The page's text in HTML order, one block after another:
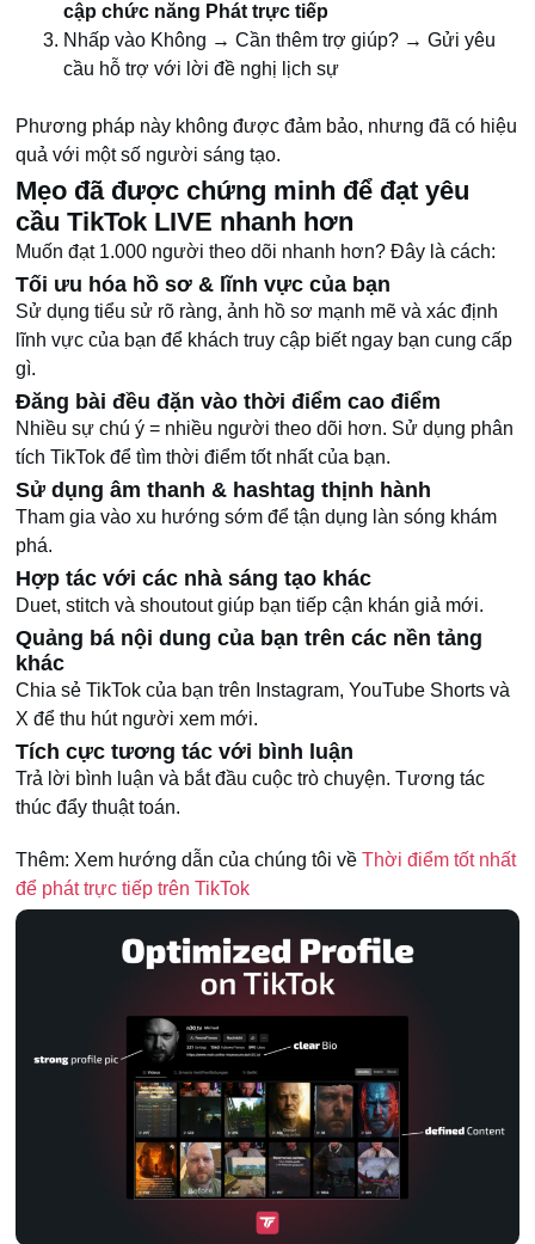
cập chức năng Phát trực tiếp
Nhấp vào Không → Cần thêm trợ giúp? → Gửi yêu
cầu hỗ trợ với lời đề nghị lịch sự
Phương pháp này không được đảm bảo, nhưng đã có hiệu
quả với một số người sáng tạo.
Mẹo đã được chứng minh để đạt yêu
cầu TikTok LIVE nhanh hơn
Muốn đạt 1.000 người theo dõi nhanh hơn? Đây là cách:
Tối ưu hóa hồ sơ & lĩnh vực của bạn
Sử dụng tiểu sử rõ ràng, ảnh hồ sơ mạnh mẽ và xác định
lĩnh vực của bạn để khách truy cập biết ngay bạn cung cấp
gì.
Đăng bài đều đặn vào thời điểm cao điểm
Nhiều sự chú ý = nhiều người theo dõi hơn. Sử dụng phân
tích TikTok để tìm thời điểm tốt nhất của bạn.
Sử dụng âm thanh & hashtag thịnh hành
Tham gia vào xu hướng sớm để tận dụng làn sóng khám
phá.
Hợp tác với các nhà sáng tạo khác
Duet, stitch và shoutout giúp bạn tiếp cận khán giả mới.
Quảng bá nội dung của bạn trên các nền tảng
khác
Chia sẻ TikTok của bạn trên Instagram, YouTube Shorts và
X để thu hút người xem mới.
Tích cực tương tác với bình luận
Trả lời bình luận và bắt đầu cuộc trò chuyện. Tương tác
thúc đẩy thuật toán.
Thêm: Xem hướng dẫn của chúng tôi về Thời điểm tốt nhất
để phát trực tiếp trên TikTok